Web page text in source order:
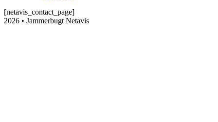
[netavis_contact_page]
2026 • Jammerbugt Netavis